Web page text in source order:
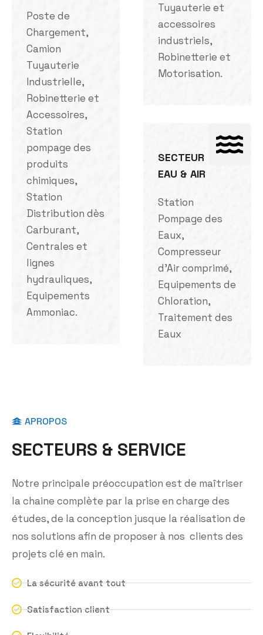
Poste de
Chargement,
Camion
Tuyauterie
Industrielle,
Robinetterie et
Accessoires,
Station
pompage des
produits
chimiques,
Station
Distribution dès
Carburant,
Centrales et
lignes
hydrauliques,
Equipements
Ammoniac.
Tuyauterie et
accessoires
industriels,
Robinetterie et
Motorisation.
SECTEUR
EAU & AIR
Station
Pompage des
Eaux,
Compresseur
d'Air comprimé,
Equipements de
Chloration,
Traitement des
Eaux
APROPOS
SECTEURS & SERVICE
Notre principale préoccupation est de maîtriser
la chaine complète par la prise en charge des
études, de la conception jusque la réalisation de
nos solutions afin de proposer à nos clients des
projets clé en main.
La sécurité avant tout
Satisfaction client